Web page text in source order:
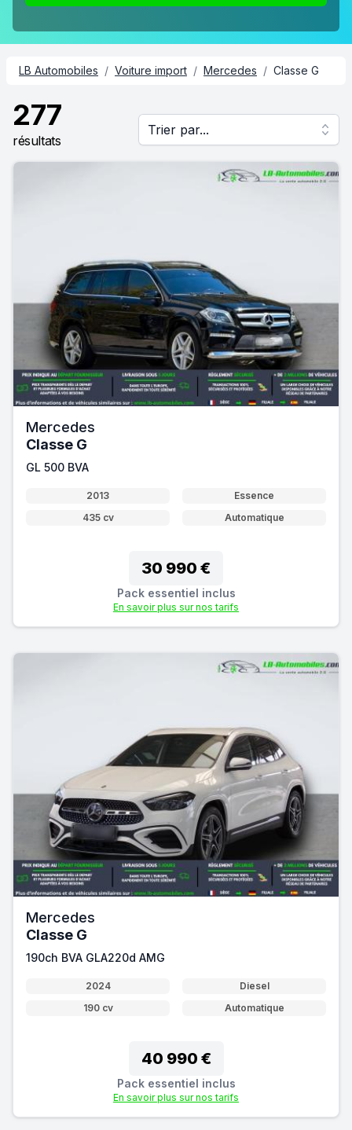
LB Automobiles / Voiture import / Mercedes / Classe G
277
résultats
Trier par...
Mercedes
Classe G
GL 500 BVA
2013
Essence
435 cv
Automatique
30 990 €
Pack essentiel inclus
En savoir plus sur nos tarifs
Mercedes
Classe G
190ch BVA GLA220d AMG
2024
Diesel
190 cv
Automatique
40 990 €
Pack essentiel inclus
En savoir plus sur nos tarifs